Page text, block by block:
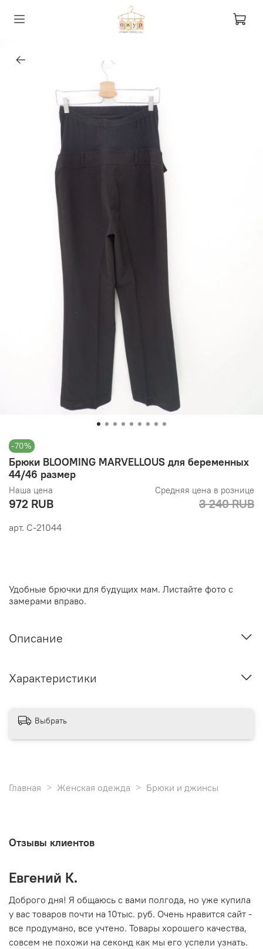
-70%
арт. С-21044
Брюки BLOOMING MARVELLOUS для беременных
44/46 размер
Наша цена
972 RUB
Средняя цена в рознице
3 240 RUB
Удобные брючки для будущих мам. Листайте фото с
замерами вправо.
Описание
Характеристики
Выбрать
Главная Женская одежда Брюки и джинсы
Отзывы клиентов
Евгений К.
Доброго дня! Я общаюсь с вами полгода, но уже купила
у вас товаров почти на 10тыс. руб. Очень нравится сайт -
все продумано, все учтено. Товары хорошего качества,
совсем не похожи на секонд как мы его успели узнать.